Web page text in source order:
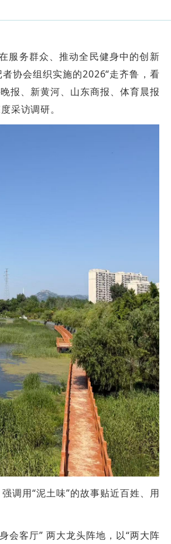
服务群众、推动全民健身中的创新
协会组织实施的2026“走齐鲁，看
报、新黄河、山东商报、体育晨报
采访调研。
调用“泥土味”的故事贴近百姓、用
会客厅” 两大龙头阵地，以“两大阵